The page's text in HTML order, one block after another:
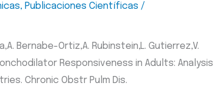
, Publicaciones Científicas /
Bernabe-Ortiz,A. Rubinstein,L. Gutierrez,V.
Responsiveness in Adults: Analysis
Chronic Obstr Pulm Dis.